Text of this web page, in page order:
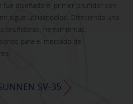
fue diseñado el primer bruñidor son
sigue utilizándolos. Ofreciendo una
bruñidoras, herramientas,
para el mercado del
SV-35